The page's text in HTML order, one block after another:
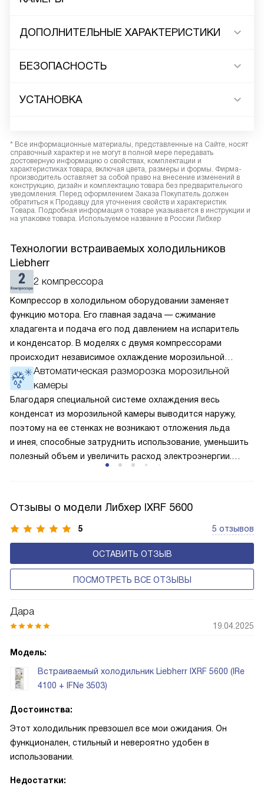
ДОПОЛНИТЕЛЬНЫЕ ХАРАКТЕРИСТИКИ
БЕЗОПАСНОСТЬ
УСТАНОВКА
* Все информационные материалы, представленные на Сайте, носят
справочный характер и не могут в полной мере передавать
достоверную информацию о свойствах, комплектации и
характеристиках товара, включая цвета, размеры и формы. Фирма-
производитель оставляет за собой право на внесение изменений в
конструкцию, дизайн и комплектацию товара без предварительного
уведомления. Перед оформлением Заказа Покупатель должен
обратиться к Продавцу для уточнения свойств и характеристик
Товара. Подробная информация о товаре указывается в инструкции и
на упаковке товара. Используемое название в России Либхер
Технологии встраиваемых холодильников
Liebherr
2 компрессора
Компрессор в холодильном оборудовании заменяет
функцию мотора. Его главная задача — сжимание
хладагента и подача его под давлением на испаритель
и конденсатор. В моделях с двумя компрессорами
происходит независимое охлаждение морозильной
и холодильной камеры. В них можно отдельно друг
от друга выставить температуру. Поскольку каждый
элемент охлаждает только одно из отделений, его
мощность и, соответственно, энергоёмкость ниже, чем
у однокомпрессорного варианта.
Автоматическая разморозка морозильной
камеры
Благодаря специальной системе охлаждения весь
конденсат из морозильной камеры выводится наружу,
поэтому на ее стенках не возникают отложения льда
и инея, способные затруднить использование, уменьшить
полезный объем и увеличить расход электроэнергии.
Отзывы о модели Либхер IXRF 5600
5 5 отзывов
ОСТАВИТЬ ОТЗЫВ
ПОСМОТРЕТЬ ВСЕ ОТЗЫВЫ
Дара
19.04.2025
Модель:
Встраиваемый холодильник Liebherr IXRF 5600 (IRe
4100 + IFNe 3503)
Достоинства:
Этот холодильник превзошел все мои ожидания. Он
функционален, стильный и невероятно удобен в
использовании.
Недостатки: